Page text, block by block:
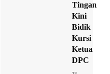
Tingan
Kini
Bidik
Kursi
Ketua
DPC